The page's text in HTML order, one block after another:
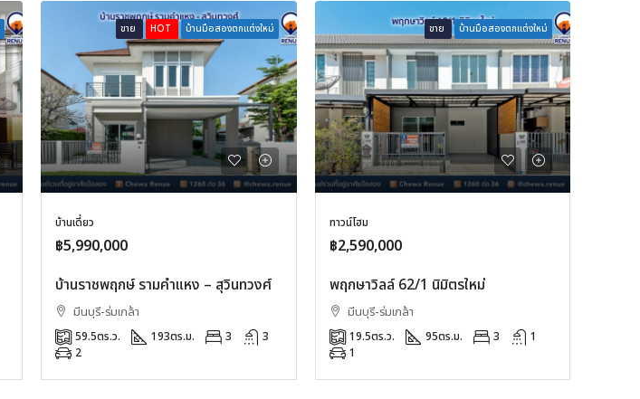
ขาย HOT บ้านมือสองตกแต่งใหม่
บ้านเดี่ยว
฿5,990,000
บ้านราชพฤกษ์ รามคำแหง – สุวินทวงศ์
มีนบุรี-ร่มเกล้า
59.5ตร.ว. 193ตร.ม. 3
3
2
ขาย บ้านมือสองตกแต่งใหม่
ทาวน์โฮม
฿2,590,000
พฤกษาวิลล์ 62/1 นิมิตรใหม่
มีนบุรี-ร่มเกล้า
19.5ตร.ว. 95ตร.ม. 3
1
1